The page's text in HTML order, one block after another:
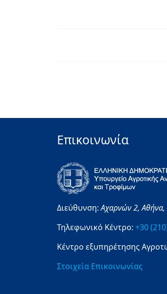
Επικοινωνία
Διεύθυνση:Αχαρνών 2,Αθήνα,
Τηλεφωνικό Κέντρο: +30
Κέντρο εξυπηρέτησης
Στοιχεία Επικοινωνίας